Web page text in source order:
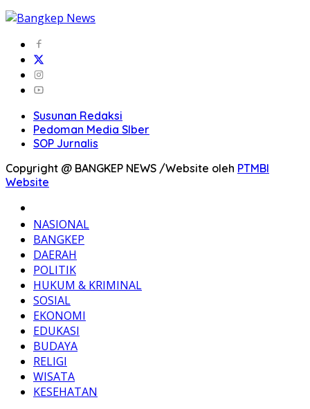
Susunan Redaksi
Pedoman Media SIber
SOP Jurnalis
Copyright @ BANGKEP NEWS /Website oleh PTMBI
Website
NASIONAL
BANGKEP
DAERAH
POLITIK
HUKUM & KRIMINAL
SOSIAL
EKONOMI
EDUKASI
BUDAYA
RELIGI
WISATA
KESEHATAN